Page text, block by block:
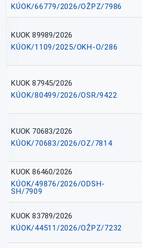
KÚOK/66779/2026/OŽPZ/7986
KUOK 89989/2026
KÚOK/1109/2025/OKH-O/286
KUOK 87945/2026
KÚOK/80499/2026/OSR/9422
KUOK 70683/2026
KÚOK/70683/2026/OZ/7814
KUOK 86460/2026
KÚOK/49876/2026/ODSH-
SH/7909
KUOK 83789/2026
KÚOK/44511/2026/OŽPZ/7232